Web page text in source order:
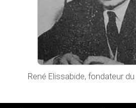
René Elissabide, fondateur